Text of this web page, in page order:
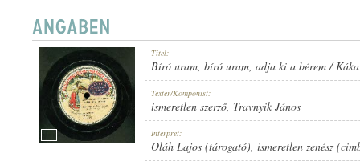
HALLGATÓEGYVELEG
Titel:
Bíró uram, bíró uram, adja ki a bérem /
Texter/Komponist:
ismeretlen szerző, Travnyik János
Interpret:
Oláh Lajos (tárogató), ismeretlen zenész